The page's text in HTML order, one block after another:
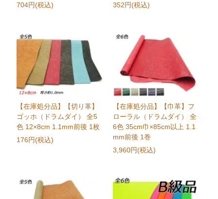
704円(税込)
352円(税込)
【在庫処分品】【切り革】
ゴッホ（ドラムダイ） 全5
色 12×8cm 1.1mm前後 1枚
176円(税込)
【在庫処分品】【巾革】フ
ローラル（ドラムダイ） 全
6色 35cm巾×85cm以上 1.1
mm前後 1巻
3,960円(税込)